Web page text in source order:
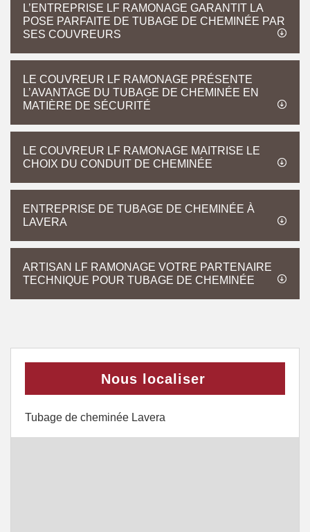
L’ENTREPRISE LF RAMONAGE GARANTIT LA
POSE PARFAITE DE TUBAGE DE CHEMINÉE PAR
SES COUVREURS
LE COUVREUR LF RAMONAGE PRÉSENTE
L’AVANTAGE DU TUBAGE DE CHEMINÉE EN
MATIÈRE DE SÉCURITÉ
LE COUVREUR LF RAMONAGE MAITRISE LE
CHOIX DU CONDUIT DE CHEMINÉE
ENTREPRISE DE TUBAGE DE CHEMINÉE À
LAVERA
ARTISAN LF RAMONAGE VOTRE PARTENAIRE
TECHNIQUE POUR TUBAGE DE CHEMINÉE
Nous localiser
Tubage de cheminée Lavera